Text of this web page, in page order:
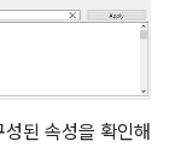
된 속성을 확인해